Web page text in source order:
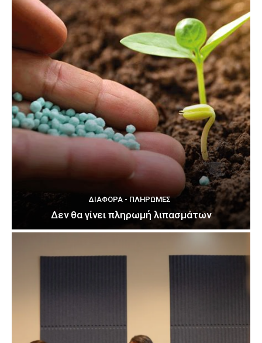
ΔΙΆΦΟΡΑ - ΠΛΗΡΩΜΈΣ
Δεν θα γίνει πληρωμή λιπασμάτων